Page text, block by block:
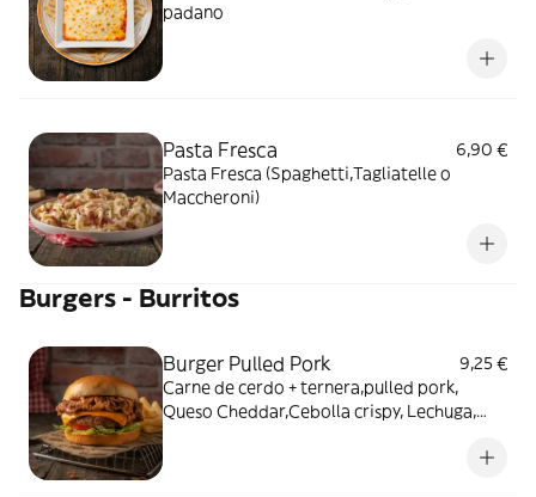
padano
Pasta Fresca
6,90 €
Pasta Fresca (Spaghetti,Tagliatelle o
Maccheroni)
Burgers - Burritos
Burger Pulled Pork
9,25 €
Carne de cerdo + ternera,pulled pork,
Queso Cheddar,Cebolla crispy, Lechuga,